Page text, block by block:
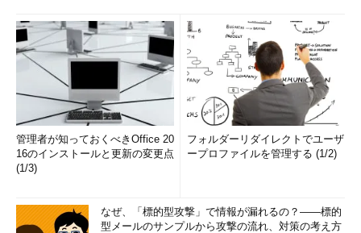
管理者が知っておくべきOffice 20
16のインストールと更新の変更点
(1/3)
フォルダーリダイレクトでユーザ
ープロファイルを管理する (1/2)
なぜ、「標的型攻撃」で情報が漏れるの？――標的
型メールのサンプルから攻撃の流れ、対策の考え方